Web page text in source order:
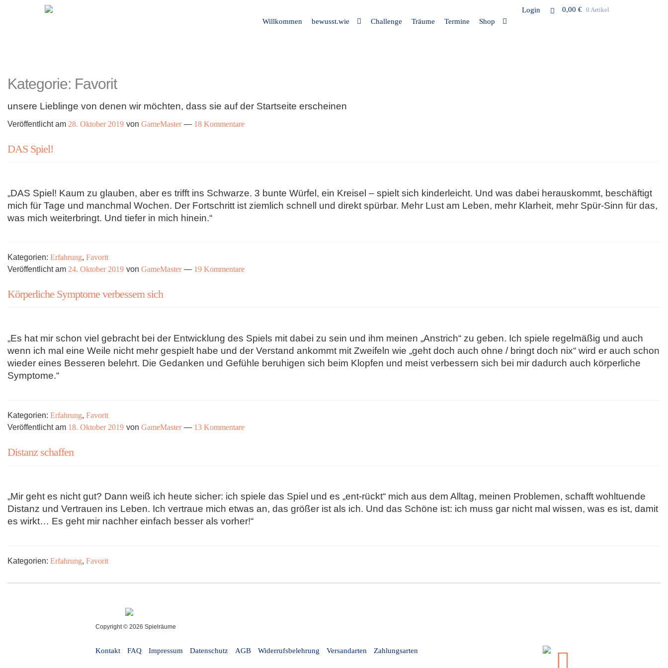
Willkommen bewusst.wie Challenge Träume Termine Shop
Login 0,00 € 0 Artikel
Kategorie: Favorit
unsere Lieblinge von denen wir möchten, dass sie auf der Startseite erscheinen
Veröffentlicht am 28. Oktober 2019 von GameMaster — 18 Kommentare
DAS Spiel!
„DAS Spiel! Kaum zu glauben, aber es trifft ins Schwarze. 3 bunte Würfel, ein Kreisel – spielt sich kinderleicht. Und was dabei herauskommt, beschäftigt
mich für Tage und manchmal Wochen. Der Fortschritt ist ziemlich schnell und direkt spürbar. Mehr Lust am Leben, mehr Klarheit, mehr Spür-Sinn für das,
was mich weiterbringt. Und tiefer in mich hinein.“
Kategorien: Erfahrung, Favorit
Veröffentlicht am 24. Oktober 2019 von GameMaster — 19 Kommentare
Körperliche Symptome verbessern sich
„Es hat mir schon viel gebracht bei der Entwicklung des Spiels mit dabei zu sein und ihm meinen „Anstrich“ zu geben. Ich spiele regelmäßig und auch
wenn ich mal eine Weile nicht mehr gespielt habe und der Verstand ankommt mit Zweifeln wie „geht doch auch ohne / bringt doch nix“ wird er auch schon
wieder eines Besseren belehrt. Die Gedanken und Gefühle beruhigen sich beim Klopfen und meist verbessern sich bei mir dadurch auch körperliche
Symptome.“
Kategorien: Erfahrung, Favorit
Veröffentlicht am 18. Oktober 2019 von GameMaster — 13 Kommentare
Distanz schaffen
„Mir geht es nicht gut? Dann weiß ich heute sicher: ich spiele das Spiel und es „ent-rückt“ mich aus dem Alltag, meinen Problemen, schafft wohltuende
Distanz und Vertrauen ins Leben. Ich vertraue mich etwas an, das größer ist als ich. Und das Schöne ist: ich muss gar nicht mal wissen, was es ist, damit
es wirkt… Es geht mir nachher einfach besser als vorher!“
Kategorien: Erfahrung Favorit
Copyright © 2026 Spielräume
Kontakt FAQ Impressum Datenschutz AGB Widerrufsbelehrung Versandarten Zahlungsarten